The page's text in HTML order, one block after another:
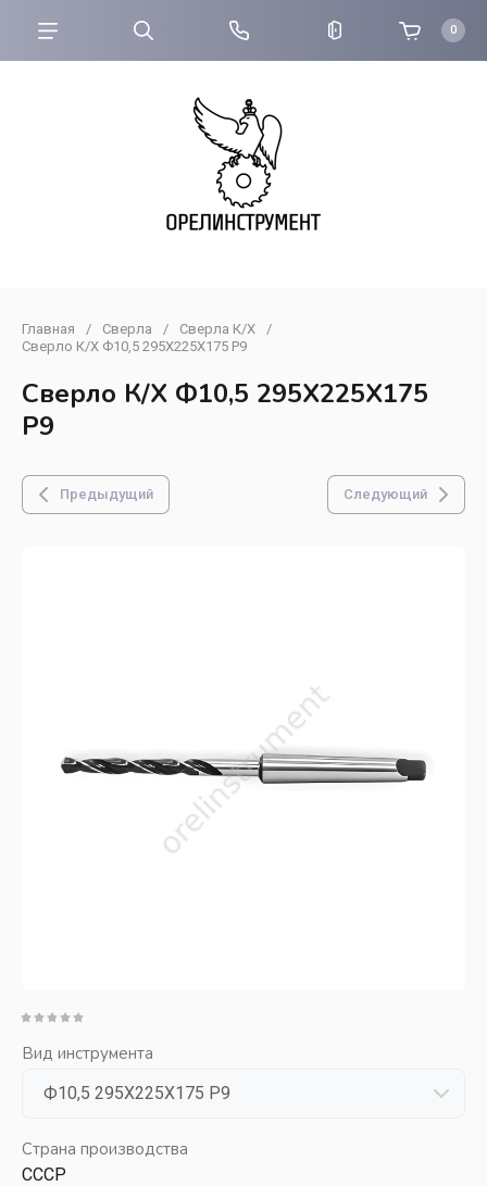
0
Главная / Сверла / Сверла К/Х
/
Сверло К/Х Ф10,5 295Х225Х175 Р9
Сверло К/Х Ф10,5 295Х225Х175
Р9
Предыдущий Следующий
Вид инструмента
Страна производства
СССР